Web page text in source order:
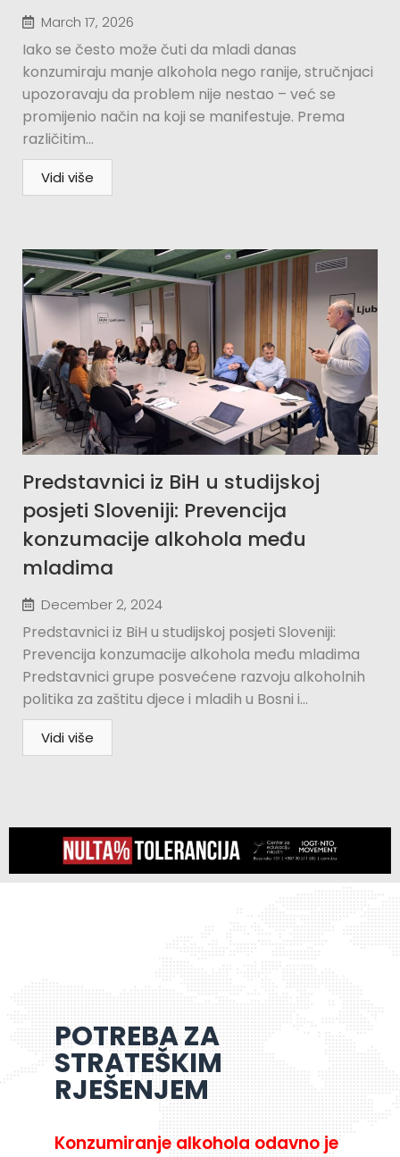
March 17, 2026
Iako se često može čuti da mladi danas
konzumiraju manje alkohola nego ranije, stručnjaci
upozoravaju da problem nije nestao – već se
promijenio način na koji se manifestuje. Prema
različitim...
Vidi više
Predstavnici iz BiH u studijskoj
posjeti Sloveniji: Prevencija
konzumacije alkohola među
mladima
December 2, 2024
Predstavnici iz BiH u studijskoj posjeti Sloveniji:
Prevencija konzumacije alkohola među mladima
Predstavnici grupe posvećene razvoju alkoholnih
politika za zaštitu djece i mladih u Bosni i...
Vidi više
POTREBA ZA
STRATEŠKIM
RJEŠENJEM
Konzumiranje alkohola odavno je